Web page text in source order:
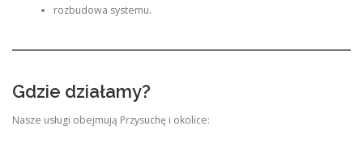
rozbudowa systemu.
Gdzie działamy?
Nasze usługi obejmują Przysuchę i okolice: